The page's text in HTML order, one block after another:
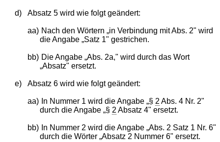
d) Absatz 5 wird wie folgt geändert:
aa) Nach den Wörtern „in Verbindung mit Abs. 2" wird
die Angabe „Satz 1" gestrichen.
bb) Die Angabe „Abs. 2a," wird durch das Wort
„Absatz" ersetzt.
e) Absatz 6 wird wie folgt geändert:
aa) In Nummer 1 wird die Angabe „§ 2 Abs. 4 Nr. 2"
durch die Angabe „§ 2 Absatz 4" ersetzt.
bb)
In Nummer 2 wird die Angabe „Abs. 2 Satz 1 Nr. 6"
durch die Wörter „Absatz 2 Nummer 6" ersetzt.